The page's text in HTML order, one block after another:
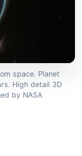
space. Planet
High detail 3D
by NASA